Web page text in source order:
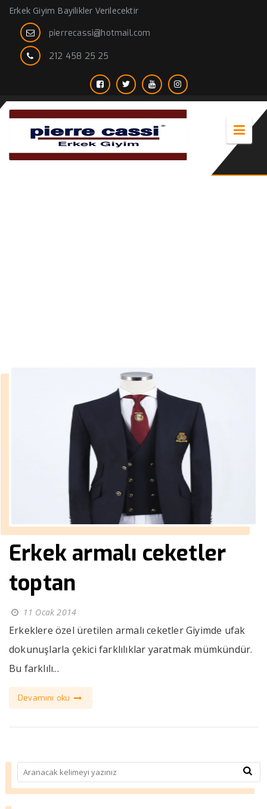
Erkek Giyim Bayilikler Verilecektir
pierrecassi@hotmail.com
212 458 25 25
Erkek armalı ceketler
toptan
11 Ocak 2014
Erkeklere özel üretilen armalı ceketler Giyimde ufak
dokunuşlarla çekici farklılıklar yaratmak mümkündür.
Bu farklılı...
Devamını oku